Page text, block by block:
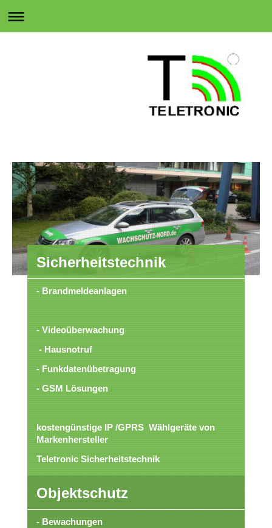
Sicherheitstechnik
- Brandmeldeanlagen
- Videoüberwachung
- Hausnotruf
- Funkdatenübetragung
- GSM Lösungen
kostengünstige IP /GPRS Wählgeräte von
Markenhersteller
Teletronic Sicherheitstechnik
Objektschutz
- Bewachungen